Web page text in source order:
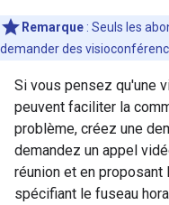
Remarque : Seuls les
demander des
Si vous pensez qu'une
peuvent faciliter la
problème, créez une
demandez un appel
réunion et en
spécifiant le fuseau